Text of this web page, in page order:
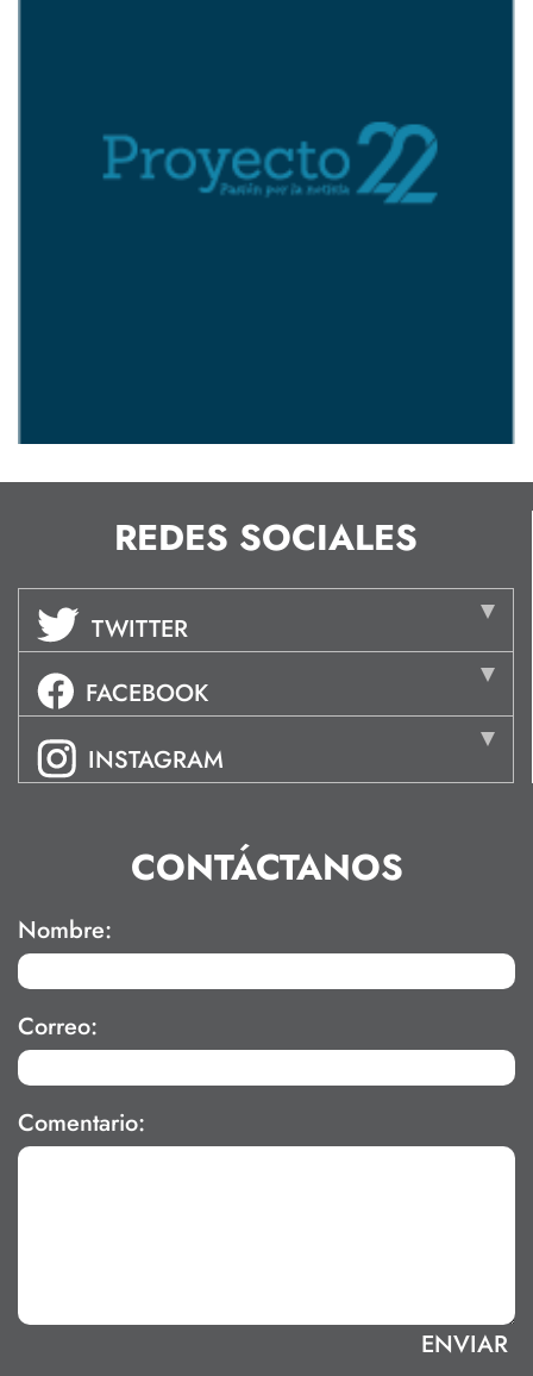
REDES SOCIALES
TWITTER
FACEBOOK
INSTAGRAM
CONTÁCTANOS
Nombre:
Correo:
Comentario: